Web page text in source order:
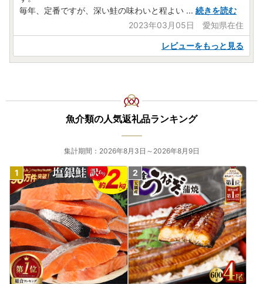
毎年、定番ですが、深い鮭の味わいと程よい ... 続きを読む
2023年03月05日 愛知県在住
レビューをもっと見る
魚介類の人気返礼品ランキング
集計期間：2026年8月3日～2026年8月9日